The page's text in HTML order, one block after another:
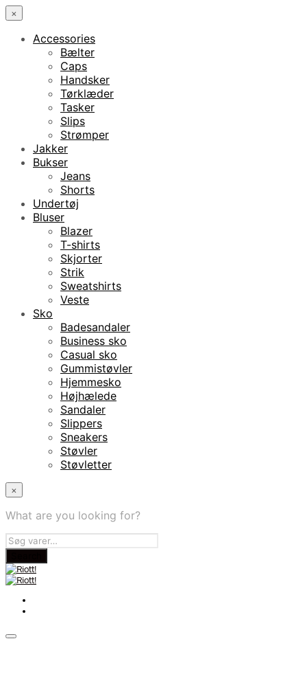
×
Accessories
Bælter
Caps
Handsker
Tørklæder
Tasker
Slips
Strømper
Jakker
Bukser
Jeans
Shorts
Undertøj
Bluser
Blazer
T-shirts
Skjorter
Strik
Sweatshirts
Veste
Sko
Badesandaler
Business sko
Casual sko
Gummistøvler
Hjemmesko
Højhælede
Sandaler
Slippers
Sneakers
Støvler
Støvletter
×
What are you looking for?